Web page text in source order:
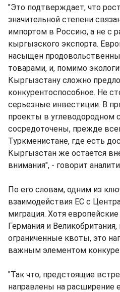
"Это подтверждает, что
значительной степени
импортом в Россию, а не с
кыргызского экспорта.
насыщен
товарами, и, помимо
Кыргызстану сложно
конкурентоспособное. Не
серьезные инвестиции. В
проекты в углеводородном
сосредоточены, прежде
Туркменистане, где есть
Кыргызстан же остается
внимания", - говорит
По его словам, одним из
взаимодействия ЕС с
миграция. Хотя
Германия и
ограниченные квоты, это
важным элементом
"Так что, предстоящие
направлены на расширение